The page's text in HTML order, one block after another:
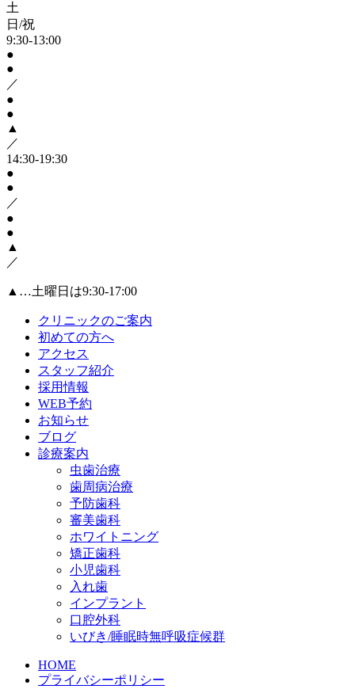
土
日/祝
9:30-13:00
●
●
／
●
●
▲
／
14:30-19:30
●
●
／
●
●
▲
／
▲…土曜日は9:30-17:00
クリニックのご案内
初めての方へ
アクセス
スタッフ紹介
採用情報
WEB予約
お知らせ
ブログ
診療案内
虫歯治療
歯周病治療
予防歯科
審美歯科
ホワイトニング
矯正歯科
小児歯科
入れ歯
インプラント
口腔外科
いびき/睡眠時無呼吸症候群
HOME
プライバシーポリシー